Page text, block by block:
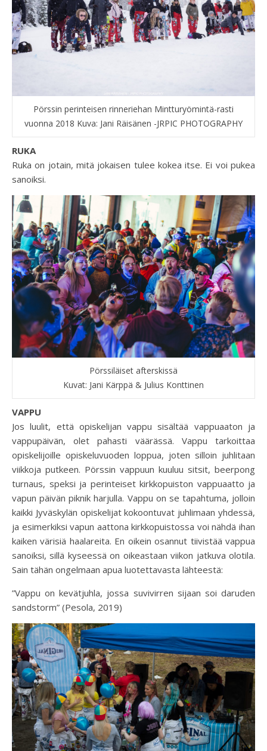
Pörssin perinteisen rinneriehan Mintturyömintä-rasti
vuonna 2018 Kuva: Jani Räisänen -JRPIC PHOTOGRAPHY
RUKA
Ruka on jotain, mitä jokaisen tulee kokea itse. Ei voi pukea
sanoiksi.
Pörssiläiset afterskissä
Kuvat: Jani Kärppä & Julius Konttinen
VAPPU
Jos luulit, että opiskelijan vappu sisältää vappuaaton ja
vappupäivän, olet pahasti väärässä. Vappu tarkoittaa
opiskelijoille opiskeluvuoden loppua, joten silloin juhlitaan
viikkoja putkeen. Pörssin vappuun kuuluu sitsit, beerpong
turnaus, speksi ja perinteiset kirkkopuiston vappuaatto ja
vapun päivän piknik harjulla. Vappu on se tapahtuma, jolloin
kaikki Jyväskylän opiskelijat kokoontuvat juhlimaan yhdessä,
ja esimerkiksi vapun aattona kirkkopuistossa voi nähdä ihan
kaiken värisiä haalareita. En oikein osannut tiivistää vappua
sanoiksi, sillä kyseessä on oikeastaan viikon jatkuva olotila.
Sain tähän ongelmaan apua luotettavasta lähteestä:
”Vappu on kevätjuhla, jossa suvivirren sijaan soi daruden
sandstorm” (Pesola, 2019)